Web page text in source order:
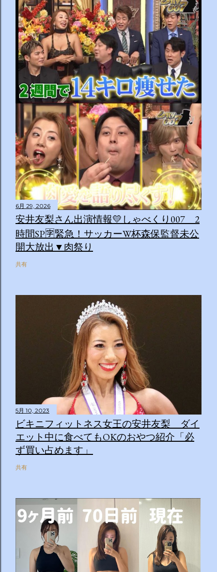
6月 29, 2026
安井友梨さん出演情報💛しゃべくり007 2
時間SP🈑緊急！サッカーW杯森保監督未公
開大放出▼肉祭り
共有
5月 10, 2023
ビキニフィットネス女王の安井友梨 ダイ
エット中に食べてもOKのおやつ紹介「必
ず買い占めます」
共有